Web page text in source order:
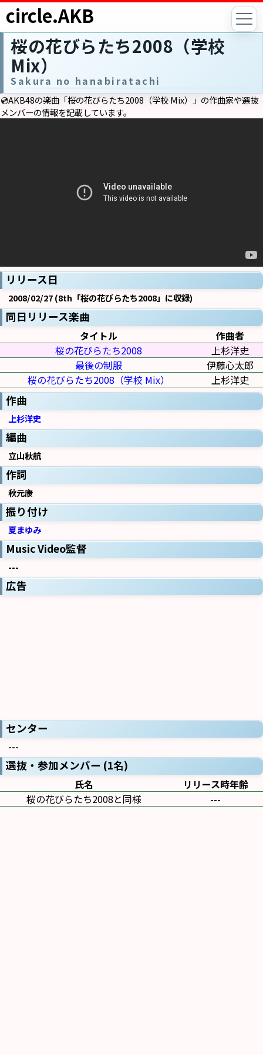
circle.AKB
桜の花びらたち2008（学校
Mix）
Sakura no hanabiratachi
💿AKB48の楽曲「桜の花びらたち2008（学校 Mix）」の作曲家や選抜
メンバーの情報を記載しています。
リリース日
2008/02/27 (8th「桜の花びらたち2008」に収録)
同日リリース楽曲
タイトル
作曲者
桜の花びらたち2008
上杉洋史
最後の制服
伊藤心太郎
桜の花びらたち2008（学校 Mix）
上杉洋史
作曲
上杉洋史
編曲
立山秋航
作詞
秋元康
振り付け
夏まゆみ
Music Video監督
---
広告
センター
---
選抜・参加メンバー (1名)
氏名
リリース時年齢
桜の花びらたち2008と同様
---